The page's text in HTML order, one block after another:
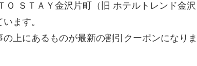
ＳＴＡＹ金沢片町（旧 ホテルトレンド金沢
ます。
上にあるものが最新の割引クーポンになりま